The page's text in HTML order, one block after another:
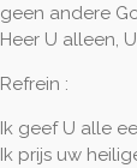
geen andere
Heer U alleen,
Refrein :
Ik geef U alle
Ik prijs uw